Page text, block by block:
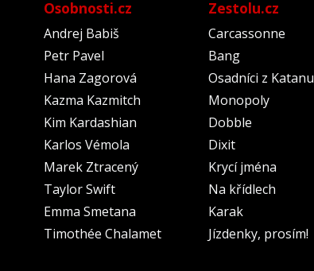
Osobnosti.cz
Andrej Babiš
Petr Pavel
Hana Zagorová
Kazma Kazmitch
Kim Kardashian
Karlos Vémola
Marek Ztracený
Taylor Swift
Emma Smetana
Timothée Chalamet
Zestolu.cz
Carcassonne
Bang
Osadníci z Katanu
Monopoly
Dobble
Dixit
Krycí jména
Na křídlech
Karak
Jízdenky, prosím!